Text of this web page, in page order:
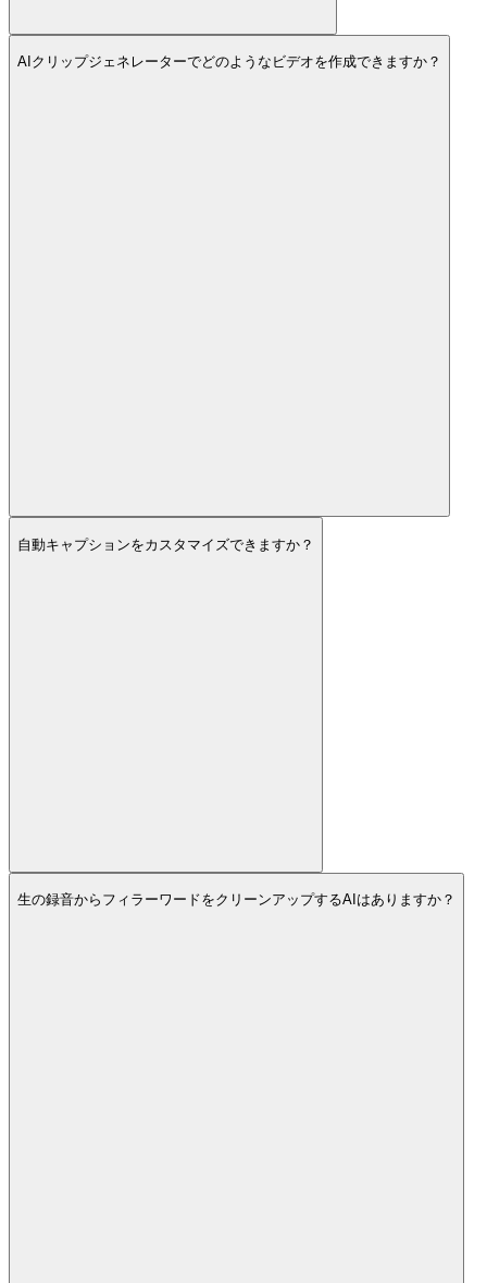
AIクリップジェネレーターでどのようなビデオを作成できますか？
自動キャプションをカスタマイズできますか？
生の録音からフィラーワードをクリーンアップするAIはありますか？